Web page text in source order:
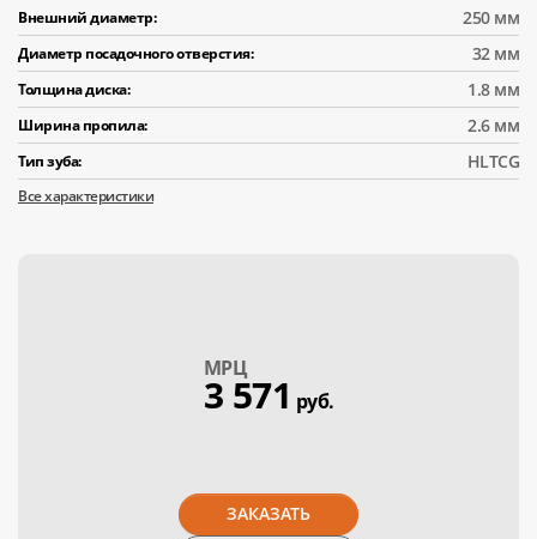
Внешний диаметр: 250 мм
Диаметр посадочного отверстия: 32 мм
Толщина диска: 1.8 мм
Ширина пропила: 2.6 мм
Тип зуба: HLTCG
Все характеристики
МPЦ
3 571 руб.
ЗАКАЗАТЬ